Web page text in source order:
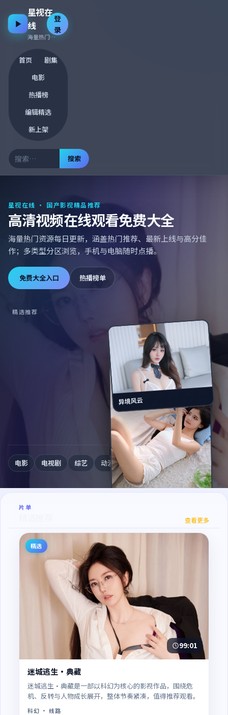
星视在
线
海量热门资源 · 每日更新
首页
剧集
电影
热播榜
编辑精选
新上架
搜索
登
录
星视在线 · 国产影视精品推荐
高清视频在线观看免费大全
海量热门资源每日更新，涵盖热门推荐、最新上线与高分佳
作；多类型分区浏览，手机与电脑随时点播。
免费大全入口 热播榜单
精选推荐
异境风云
焚城逃生
电影 电视剧 综艺 动漫 纪录片
片单
查看更多
精选
99:01
迷城逃生·典藏
迷城逃生·典藏是一部以科幻为核心的影视作品，围绕危
机、反转与人物成长展开，整体节奏紧凑，值得推荐观看。
科幻 · 线路